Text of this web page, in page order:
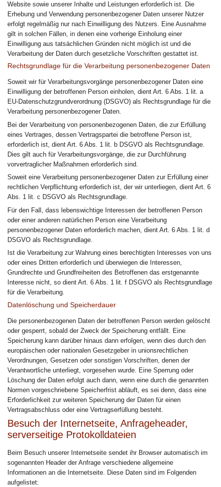
Website sowie unserer Inhalte und Leistungen erforderlich ist. Die
Erhebung und Verwendung personenbezogener Daten unserer Nutzer
erfolgt regelmäßig nur nach Einwilligung des Nutzers. Eine Ausnahme
gilt in solchen Fällen, in denen eine vorherige Einholung einer
Einwilligung aus tatsächlichen Gründen nicht möglich ist und die
Verarbeitung der Daten durch gesetzliche Vorschriften gestattet ist.
Rechtsgrundlage für die Verarbeitung personenbezogener Daten
Soweit wir für Verarbeitungsvorgänge personenbezogener Daten eine
Einwilligung der betroffenen Person einholen, dient Art. 6 Abs. 1 lit. a
EU-Datenschutzgrundverordnung (DSGVO) als Rechtsgrundlage für die
Verarbeitung personenbezogener Daten.
Bei der Verarbeitung von personenbezogenen Daten, die zur Erfüllung
eines Vertrages, dessen Vertragspartei die betroffene Person ist,
erforderlich ist, dient Art. 6 Abs. 1 lit. b DSGVO als Rechtsgrundlage.
Dies gilt auch für Verarbeitungsvorgänge, die zur Durchführung
vorvertraglicher Maßnahmen erforderlich sind.
Soweit eine Verarbeitung personenbezogener Daten zur Erfüllung einer
rechtlichen Verpflichtung erforderlich ist, der wir unterliegen, dient Art. 6
Abs. 1 lit. c DSGVO als Rechtsgrundlage.
Für den Fall, dass lebenswichtige Interessen der betroffenen Person
oder einer anderen natürlichen Person eine Verarbeitung
personenbezogener Daten erforderlich machen, dient Art. 6 Abs. 1 lit. d
DSGVO als Rechtsgrundlage.
Ist die Verarbeitung zur Wahrung eines berechtigten Interesses von uns
oder eines Dritten erforderlich und überwiegen die Interessen,
Grundrechte und Grundfreiheiten des Betroffenen das erstgenannte
Interesse nicht, so dient Art. 6 Abs. 1 lit. f DSGVO als Rechtsgrundlage
für die Verarbeitung.
Datenlöschung und Speicherdauer
Die personenbezogenen Daten der betroffenen Person werden gelöscht
oder gesperrt, sobald der Zweck der Speicherung entfällt. Eine
Speicherung kann darüber hinaus dann erfolgen, wenn dies durch den
europäischen oder nationalen Gesetzgeber in unionsrechtlichen
Verordnungen, Gesetzen oder sonstigen Vorschriften, denen der
Verantwortliche unterliegt, vorgesehen wurde. Eine Sperrung oder
Löschung der Daten erfolgt auch dann, wenn eine durch die genannten
Normen vorgeschriebene Speicherfrist abläuft, es sei denn, dass eine
Erforderlichkeit zur weiteren Speicherung der Daten für einen
Vertragsabschluss oder eine Vertragserfüllung besteht.
Besuch der Internetseite, Anfrageheader,
serverseitige Protokolldateien
Beim Besuch unserer Internetseite sendet ihr Browser automatisch im
sogenannten Header der Anfrage verschiedene allgemeine
Informationen an die Internetseite. Diese Daten sind im Folgenden
aufgelistet: